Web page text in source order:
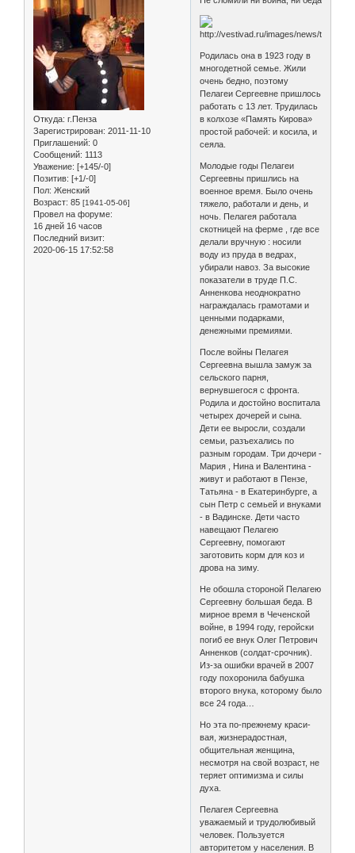
Откуда: г.Пенза
Зарегистрирован: 2011-11-10
Приглашений: 0
Сообщений: 1113
Уважение: [+145/-0]
Позитив: [+1/-0]
Пол: Женский
Возраст: 85 [1941-05-06]
Провел на форуме:
16 дней 16 часов
Последний визит:
2020-06-15 17:52:58
Родилась она в 1923 году в
многодетной семье. Жили
очень бедно, поэтому
Пелагеи Сергеевне пришлось
работать с 13 лет. Трудилась
в колхозе «Память Кирова»
простой рабочей: и косила, и
сеяла.
Молодые годы Пелагеи
Сергеевны пришлись на
военное время. Было очень
тяжело, работали и день, и
ночь. Пелагея работала
скотницей на ферме , где все
делали вручную : носили
воду из пруда в ведрах,
убирали навоз. За высокие
показатели в труде П.С.
Анненкова неоднократно
награждалась грамотами и
ценными подарками,
денежными премиями.
После войны Пелагея
Сергеевна вышла замуж за
сельского парня,
вернувшегося с фронта.
Родила и достойно воспитала
четырех дочерей и сына.
Дети ее выросли, создали
семьи, разъехались по
разным городам. Три дочери -
Мария , Нина и Валентина -
живут и работают в Пензе,
Татьяна - в Екатеринбурге, а
сын Петр с семьей и внуками
- в Вадинске. Дети часто
навещают Пелагею
Сергеевну, помогают
заготовить корм для коз и
дрова на зиму.
Не обошла стороной Пелагею
Сергеевну большая беда. В
мирное время в Чеченской
войне, в 1994 году, геройски
погиб ее внук Олег Петрович
Анненков (солдат-срочник).
Из-за ошибки врачей в 2007
году похоронила бабушка
второго внука, которому было
все 24 года…
Но эта по-прежнему краси-
вая, жизнерадостная,
общительная женщина,
несмотря на свой возраст, не
теряет оптимизма и силы
духа.
Пелагея Сергеевна
уважаемый и трудолюбивый
человек. Пользуется
авторитетом у населения. В